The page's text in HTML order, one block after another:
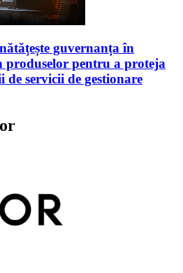
guvernanța în
produselor pentru a proteja
servicii de gestionare